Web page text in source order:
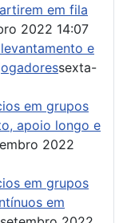
em fila
2022 14:07
e
sexta-
em grupos
apoio longo e
2022
em grupos
em